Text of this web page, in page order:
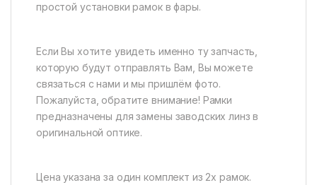
простой установки рамок в фары.
Если Вы хотите увидеть именно ту запчасть,
которую будут отправлять Вам, Вы можете
связаться с нами и мы пришлём фото.
Пожалуйста, обратите внимание! Рамки
предназначены для замены заводских линз в
оригинальной оптике.
Цена указана за один комплект из 2х рамок.